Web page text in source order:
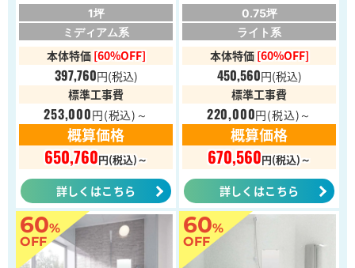
1坪
ミディアム系
本体特価 [60%OFF]
397,760円(税込)
標準工事費
253,000円(税込)～
概算価格
650,760円(税込)～
詳しくはこちら
0.75坪
ライト系
本体特価 [60%OFF]
450,560円(税込)
標準工事費
220,000円(税込)～
概算価格
670,560円(税込)～
詳しくはこちら
60%
OFF
60%
OFF